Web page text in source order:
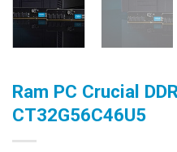
Ram PC Crucial
CT32G56C46U5